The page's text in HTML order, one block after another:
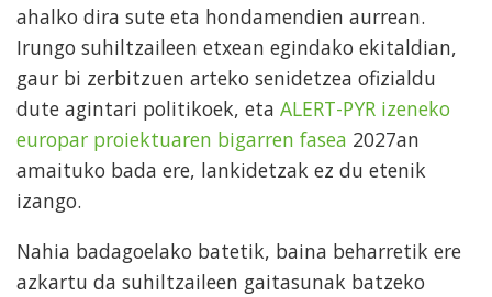
ahalko dira sute eta hondamendien aurrean.
Irungo suhiltzaileen etxean egindako ekitaldian,
gaur bi zerbitzuen arteko senidetzea ofizialdu
dute agintari politikoek, eta ALERT-PYR izeneko
europar proiektuaren bigarren fasea 2027an
amaituko bada ere, lankidetzak ez du etenik
izango.
Nahia badagoelako batetik, baina beharretik ere
azkartu da suhiltzaileen gaitasunak batzeko